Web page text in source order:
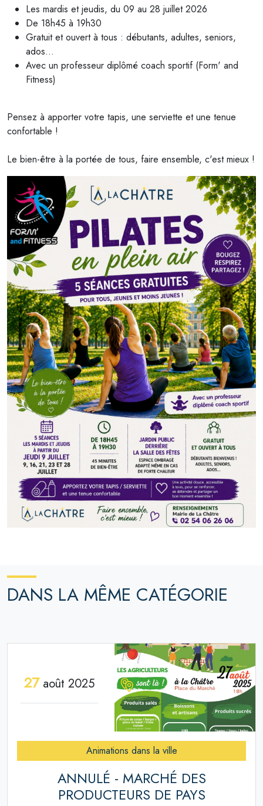
Les mardis et jeudis, du 09 au 28 juillet 2026
De 18h45 à 19h30
Gratuit et ouvert à tous : débutants, adultes, seniors,
ados…
Avec un professeur diplômé coach sportif (Form' and
Fitness)
Pensez à apporter votre tapis, une serviette et une tenue
confortable !
Le bien-être à la portée de tous, faire ensemble, c'est mieux !
DANS LA MÊME CATÉGORIE
27août 2025
Animations dans la ville
ANNULÉ - MARCHÉ DES
PRODUCTEURS DE PAYS